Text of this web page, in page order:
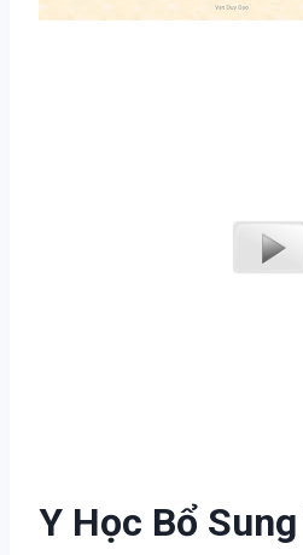
Y Học Bổ